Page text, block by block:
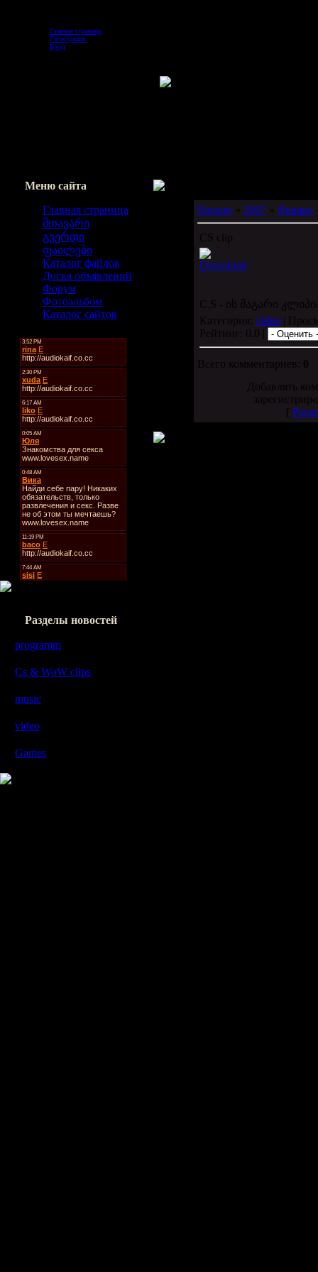
Главная страница
Регистрация
Вход
Меню сайта
Главная страница
მთავარი
გვერდი
ფაილები
Каталог файлов
Доска объявлений
Форум
Фотоальбом
Каталог сайтов
Разделы новостей
programm
Cs & WoW clips
music
video
Games
Начало » 2007 » Январь
CS clip
Download
C.S - ის მაგარი
Категория: video |
Рейтинг: 0.0 |
Всего комментариев: 0
Добавлять